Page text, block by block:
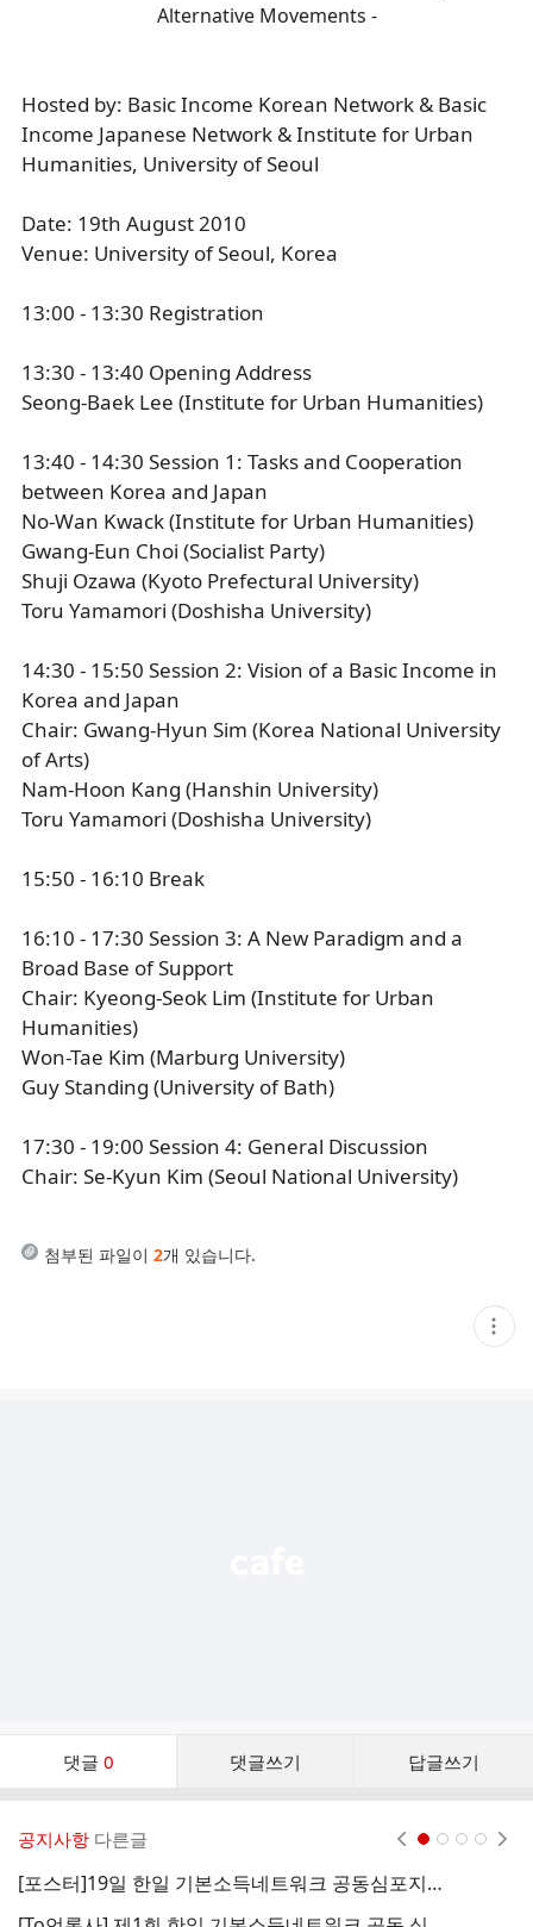
Alternative Movements -
Hosted by: Basic Income Korean Network & Basic
Income Japanese Network & Institute for Urban
Humanities, University of Seoul
Date: 19th August 2010
Venue: University of Seoul, Korea
13:00 - 13:30 Registration
13:30 - 13:40 Opening Address
Seong-Baek Lee (Institute for Urban Humanities)
13:40 - 14:30 Session 1: Tasks and Cooperation
between Korea and Japan
No-Wan Kwack (Institute for Urban Humanities)
Gwang-Eun Choi (Socialist Party)
Shuji Ozawa (Kyoto Prefectural University)
Toru Yamamori (Doshisha University)
14:30 - 15:50 Session 2: Vision of a Basic Income in
Korea and Japan
Chair: Gwang-Hyun Sim (Korea National University
of Arts)
Nam-Hoon Kang (Hanshin University)
Toru Yamamori (Doshisha University)
15:50 - 16:10 Break
16:10 - 17:30 Session 3: A New Paradigm and a
Broad Base of Support
Chair: Kyeong-Seok Lim (Institute for Urban
Humanities)
Won-Tae Kim (Marburg University)
Guy Standing (University of Bath)
17:30 - 19:00 Session 4: General Discussion
Chair: Se-Kyun Kim (Seoul National University)
첨부된 파일이 2개 있습니다.
현
재
댓글 0 댓글쓰기 답글쓰기
댓
공지사항 다른글
[포스터]19일 한일 기본소득네트워크 공동심포지움